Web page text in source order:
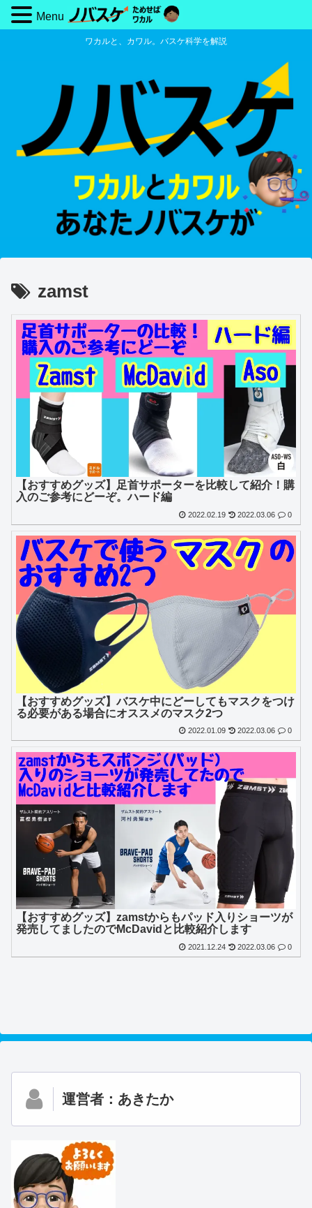
ワカルと、カワル。バスケ科学を解説
zamst
【おすすめグッズ】足首サポーターを比較して紹介！購
入のご参考にどーぞ。ハード編
2022.02.19 2022.03.06 0
【おすすめグッズ】バスケ中にどーしてもマスクをつけ
る必要がある場合にオススメのマスク2つ
2022.01.09 2022.03.06 0
【おすすめグッズ】zamstからもパッド入りショーツが
発売してましたのでMcDavidと比較紹介します
2021.12.24 2022.03.06 0
運営者：あきたか
Menu